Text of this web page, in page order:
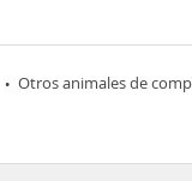
Otros animales de